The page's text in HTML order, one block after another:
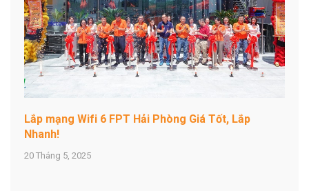
Lắp mạng Wifi 6 FPT Hải Phòng Giá Tốt, Lắp
Nhanh!
20 Tháng 5, 2025